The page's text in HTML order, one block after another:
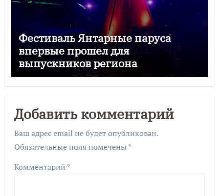
Фестиваль Янтарные паруса
впервые прошел для
выпускников региона
Добавить комментарий
Ваш адрес email не будет опубликован.
Обязательные поля помечены *
Комментарий *